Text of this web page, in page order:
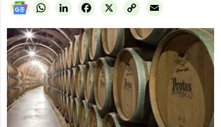
WhatsAppLinkedIn X
Facebook
Copy
Link
Email